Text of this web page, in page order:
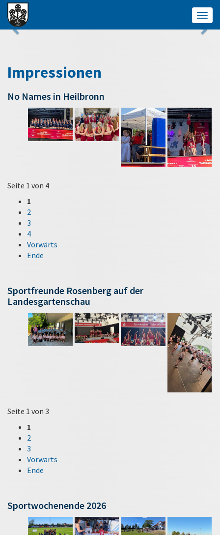
Impressionen
No Names in Heilbronn
Seite 1 von 4
1
2
3
4
Vorwärts
Ende
Sportfreunde Rosenberg auf der
Landesgartenschau
Seite 1 von 3
1
2
3
Vorwärts
Ende
Sportwochenende 2026